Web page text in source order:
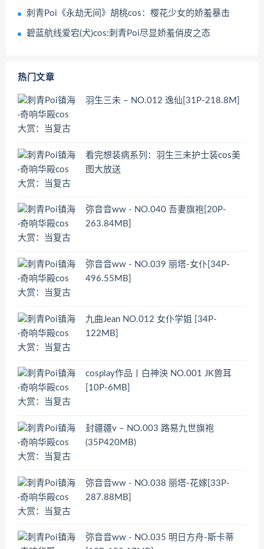
刺青Poi《永劫无间》胡桃cos：樱花少女的娇羞暴击
碧蓝航线爱宕(犬)cos:刺青Poi尽显娇羞俏皮之态
热门文章
羽生三未 – NO.012 逸仙[31P-218.8M]
看完想装病系列：羽生三未护士装cos美
图大放送
弥音音ww - NO.040 吾妻旗袍[20P-
263.84MB]
弥音音ww - NO.039 丽塔-女仆[34P-
496.55MB]
九曲Jean NO.012 女仆学姐 [34P-
122MB]
cosplay作品丨白神泱 NO.001 JK兽耳
[10P-6MB]
封疆疆v – NO.003 路易九世旗袍
(35P420MB)
弥音音ww - NO.038 丽塔-花嫁[33P-
287.88MB]
弥音音ww - NO.035 明日方舟-斯卡蒂